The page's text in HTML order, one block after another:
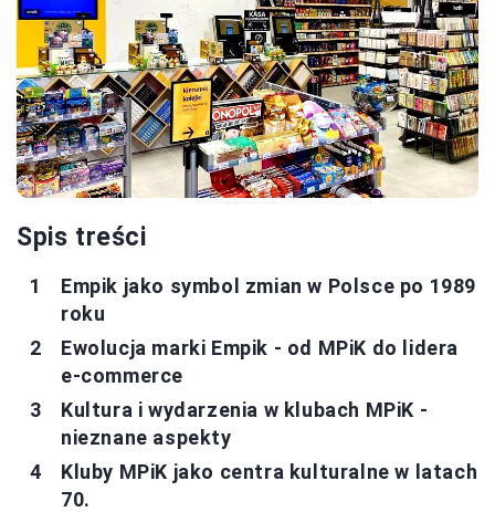
Spis treści
Empik jako symbol zmian w Polsce po 1989
roku
Ewolucja marki Empik - od MPiK do lidera
e-commerce
Kultura i wydarzenia w klubach MPiK -
nieznane aspekty
Kluby MPiK jako centra kulturalne w latach
70.